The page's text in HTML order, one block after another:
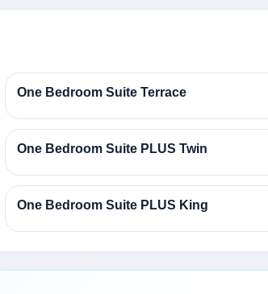
One Bedroom Suite Terrace
One Bedroom Suite PLUS Twin
One Bedroom Suite PLUS King